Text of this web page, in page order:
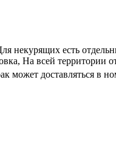
есть
На всей территории
может доставляться в